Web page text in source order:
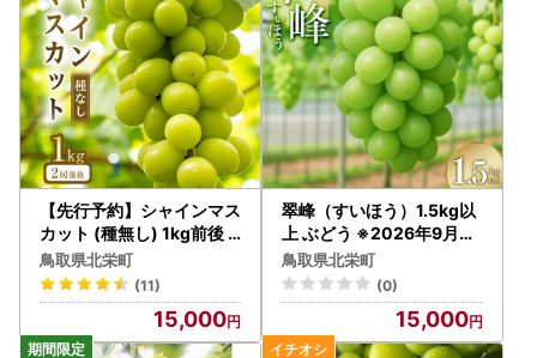
【先行予約】シャインマス
カット (種無し) 1kg前後
※2026年8月下旬～9月下
旬頃に順次発送予定【シャ
インマスカット 葡萄 ぶど
う フルーツ 果物 鳥取県 北
栄町 おすすめ 人気】
鳥取県北栄町
(11)
15,000
翠峰（すいほう）1.5kg以
上 ぶどう ※2026年9月中
旬～下旬頃に順次発送予定
※北海道・沖縄・離島へ
の発送不可 ぶどう
鳥取県北栄町
(0)
15,000